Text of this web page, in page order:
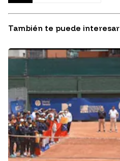
También te puede interesar